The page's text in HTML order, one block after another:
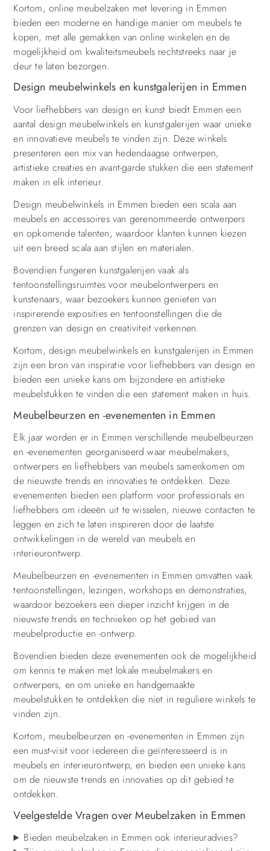
Kortom, online meubelzaken met levering in Emmen
bieden een moderne en handige manier om meubels te
kopen, met alle gemakken van online winkelen en de
mogelijkheid om kwaliteitsmeubels rechtstreeks naar je
deur te laten bezorgen.
Design meubelwinkels en kunstgalerijen in Emmen
Voor liefhebbers van design en kunst biedt Emmen een
aantal design meubelwinkels en kunstgalerijen waar unieke
en innovatieve meubels te vinden zijn. Deze winkels
presenteren een mix van hedendaagse ontwerpen,
artistieke creaties en avant-garde stukken die een statement
maken in elk interieur.
Design meubelwinkels in Emmen bieden een scala aan
meubels en accessoires van gerenommeerde ontwerpers
en opkomende talenten, waardoor klanten kunnen kiezen
uit een breed scala aan stijlen en materialen.
Bovendien fungeren kunstgalerijen vaak als
tentoonstellingsruimtes voor meubelontwerpers en
kunstenaars, waar bezoekers kunnen genieten van
inspirerende exposities en tentoonstellingen die de
grenzen van design en creativiteit verkennen.
Kortom, design meubelwinkels en kunstgalerijen in Emmen
zijn een bron van inspiratie voor liefhebbers van design en
bieden een unieke kans om bijzondere en artistieke
meubelstukken te vinden die een statement maken in huis.
Meubelbeurzen en -evenementen in Emmen
Elk jaar worden er in Emmen verschillende meubelbeurzen
en -evenementen georganiseerd waar meubelmakers,
ontwerpers en liefhebbers van meubels samenkomen om
de nieuwste trends en innovaties te ontdekken. Deze
evenementen bieden een platform voor professionals en
liefhebbers om ideeën uit te wisselen, nieuwe contacten te
leggen en zich te laten inspireren door de laatste
ontwikkelingen in de wereld van meubels en
interieurontwerp.
Meubelbeurzen en -evenementen in Emmen omvatten vaak
tentoonstellingen, lezingen, workshops en demonstraties,
waardoor bezoekers een dieper inzicht krijgen in de
nieuwste trends en technieken op het gebied van
meubelproductie en -ontwerp.
Bovendien bieden deze evenementen ook de mogelijkheid
om kennis te maken met lokale meubelmakers en
ontwerpers, en om unieke en handgemaakte
meubelstukken te ontdekken die niet in reguliere winkels te
vinden zijn.
Kortom, meubelbeurzen en -evenementen in Emmen zijn
een must-visit voor iedereen die geïnteresseerd is in
meubels en interieurontwerp, en bieden een unieke kans
om de nieuwste trends en innovaties op dit gebied te
ontdekken.
Veelgestelde Vragen over Meubelzaken in Emmen
Bieden meubelzaken in Emmen ook interieuradvies?